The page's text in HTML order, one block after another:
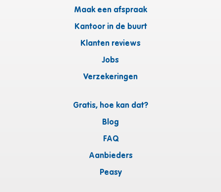
Maak een afspraak
Kantoor in de buurt
Klanten reviews
Jobs
Verzekeringen
Gratis, hoe kan dat?
Blog
FAQ
Aanbieders
Peasy